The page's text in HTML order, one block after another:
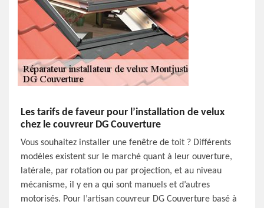
Les tarifs de faveur pour l’installation de velux
chez le couvreur DG Couverture
Vous souhaitez installer une fenêtre de toit ? Différents
modèles existent sur le marché quant à leur ouverture,
latérale, par rotation ou par projection, et au niveau
mécanisme, il y en a qui sont manuels et d’autres
motorisés. Pour l’artisan couvreur DG Couverture basé à